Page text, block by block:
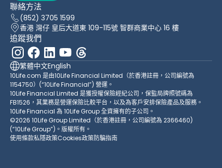
聯絡方法
(852) 3705 1599
香港 灣仔 皇后大道東 109-115號 智群商業中心 16 樓
追蹤我們
繁體中文English
10Life.com 是由10Life Financial Limited（於香港註冊，公司編號為
1154750）(“10Life Financial”) 營運。
10Life Financial Limited 是獲授權保險經紀公司，保監局牌照號碼為
FB1526，其業務是營運保險比較平台，以及為客戶安排保險產品及服務。
10Life Financial 為 10Life Group 全資擁有的子公司。
©2026 10Life Group Limited（於香港註冊，公司編號為 2366460)
(“10Life Group”)。版權所有。
使用條款私隱政策Cookies政策防騙指南